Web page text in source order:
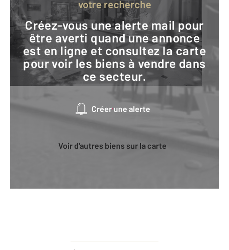
votre recherche
Créez-vous une alerte mail pour
être averti quand une annonce
est en ligne et consultez la carte
pour voir les biens à vendre dans
ce secteur.
Créer une alerte
Voir d'autres biens sur la carte